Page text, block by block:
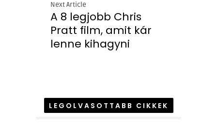
Next Article
A 8 legjobb Chris
Pratt film, amit kár
lenne kihagyni
LEGOLVASOTTABB CIKKEK